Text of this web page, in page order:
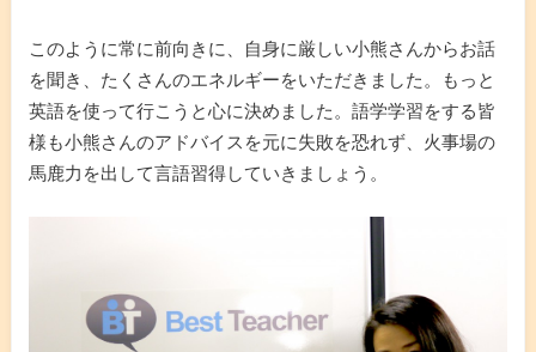
このように常に前向きに、自身に厳しい小熊さんからお話
を聞き、たくさんのエネルギーをいただきました。もっと
英語を使って行こうと心に決めました。語学学習をする皆
様も小熊さんのアドバイスを元に失敗を恐れず、火事場の
馬鹿力を出して言語習得していきましょう。